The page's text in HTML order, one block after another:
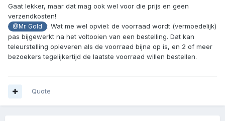
Gaat lekker, maar dat mag ook wel voor die prijs en geen
verzendkosten!
@Mr. Gold
: Wat me wel opviel: de voorraad wordt (vermoedelijk)
pas bijgewerkt na het voltooien van een bestelling. Dat kan
teleurstelling opleveren als de voorraad bijna op is, en 2 of meer
bezoekers tegelijkertijd de laatste voorraad willen bestellen.
Quote